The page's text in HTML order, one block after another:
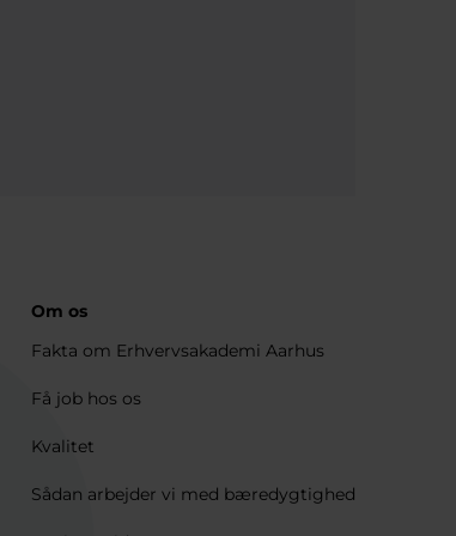
Om os
Fakta om Erhvervsakademi Aarhus
Få job hos os
Kvalitet
Sådan arbejder vi med bæredygtighed